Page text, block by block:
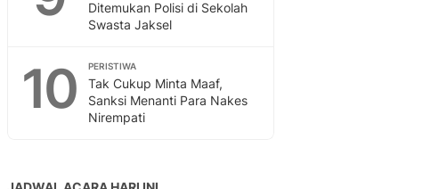
Ditemukan Polisi di Sekolah
Swasta Jaksel
10 PERISTIWA
Tak Cukup Minta Maaf,
Sanksi Menanti Para Nakes
Nirempati